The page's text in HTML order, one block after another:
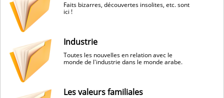
Faits bizarres, découvertes insolites, etc. sont
ici !
Industrie
Toutes les nouvelles en relation avec le
monde de l'industrie dans le monde arabe.
Les valeurs familiales